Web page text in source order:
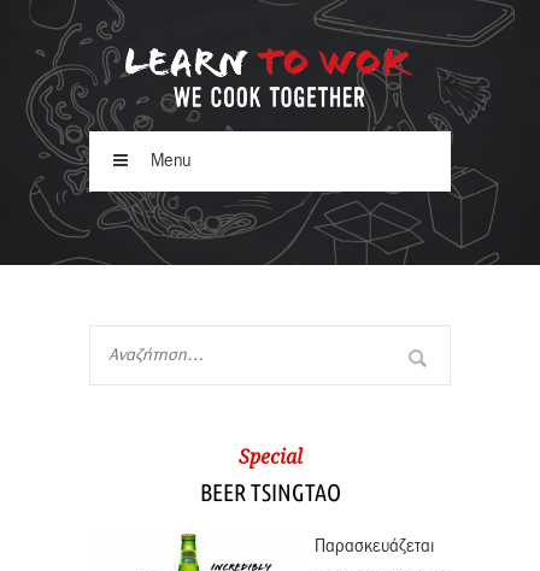
Menu
Special
BEER TSINGTAO
Παρασκευάζεται